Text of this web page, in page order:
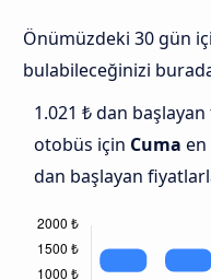
Önümüzdeki 30 gün
bulabileceğinizi
1.021 ₺ dan
otobüs için Cuma en
dan başlayan